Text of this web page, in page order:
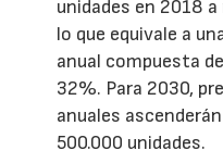
unidades en 2018
lo que equivale a
anual compuesta
32%. Para 2030,
anuales
500.000 unidades.